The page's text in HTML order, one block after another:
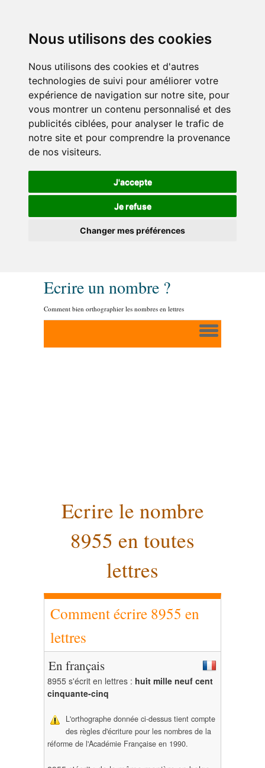
Nous utilisons des cookies
Nous utilisons des cookies et d'autres
technologies de suivi pour améliorer votre
expérience de navigation sur notre site, pour
vous montrer un contenu personnalisé et des
publicités ciblées, pour analyser le trafic de
notre site et pour comprendre la provenance
de nos visiteurs.
J'accepte
Je refuse
Changer mes préférences
Ecrire un nombre ?
Comment bien orthographier les nombres en lettres
Ecrire le nombre
8955 en toutes
lettres
Comment écrire 8955 en
lettres
En français
8955 s'écrit en lettres : huit mille neuf cent
cinquante-cinq
L'orthographe donnée ci-dessus tient compte
des règles d'écriture pour les nombres de la
réforme de l'Académie Française en 1990.